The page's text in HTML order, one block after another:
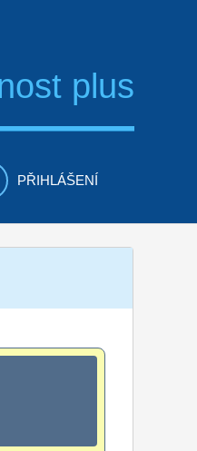
plus
PŘIHLÁŠENÍ